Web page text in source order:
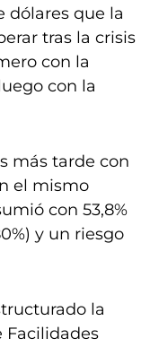
dólares que la
tras la crisis
con la
con la
más tarde con
el mismo
con 53,8%
y un riesgo
la
Facilidades